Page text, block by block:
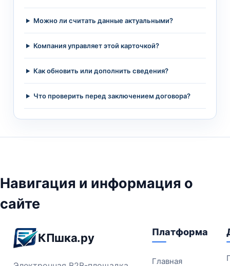
Можно ли считать данные актуальными?
Компания управляет этой карточкой?
Как обновить или дополнить сведения?
Что проверить перед заключением договора?
Навигация и информация о
сайте
КПшка.ру Платформа
Главная